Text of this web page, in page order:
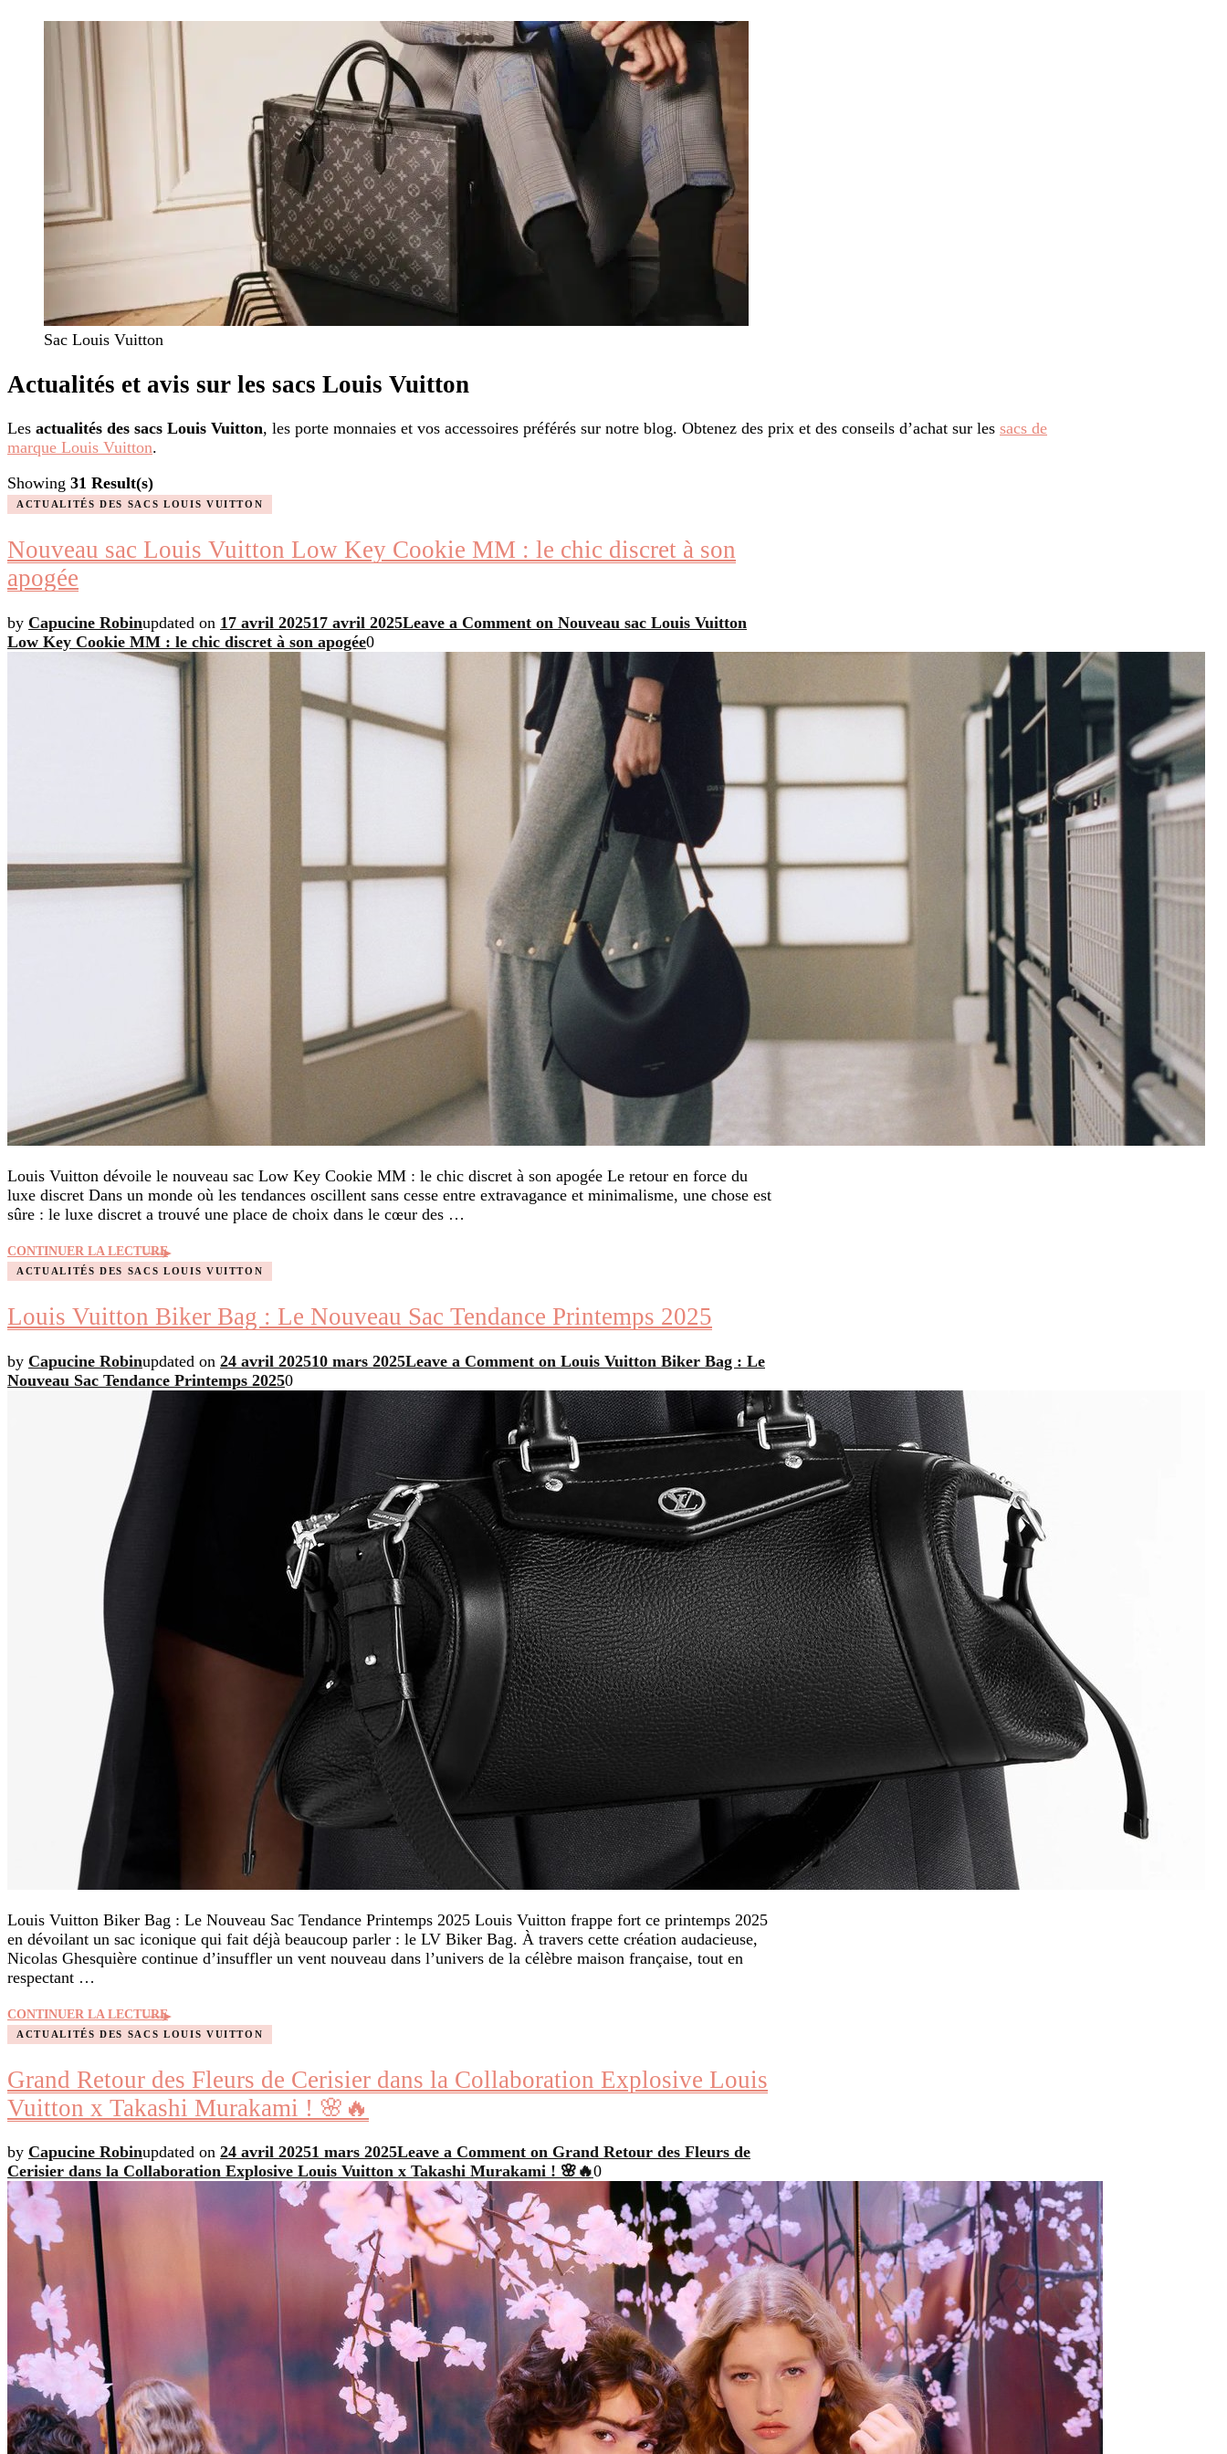
Sac Louis Vuitton
Actualités et avis sur les sacs Louis Vuitton
Les actualités des sacs Louis Vuitton, les porte monnaies et vos accessoires préférés sur notre blog. Obtenez des prix et des conseils d’achat sur les sacs de
marque Louis Vuitton.
Showing 31 Result(s)
ACTUALITÉS DES SACS LOUIS VUITTON
Nouveau sac Louis Vuitton Low Key Cookie MM : le chic discret à son
apogée
by Capucine Robinupdated on 17 avril 202517 avril 2025Leave a Comment on Nouveau sac Louis Vuitton
Low Key Cookie MM : le chic discret à son apogée0
Louis Vuitton dévoile le nouveau sac Low Key Cookie MM : le chic discret à son apogée Le retour en force du
luxe discret Dans un monde où les tendances oscillent sans cesse entre extravagance et minimalisme, une chose est
sûre : le luxe discret a trouvé une place de choix dans le cœur des …
CONTINUER LA LECTURE
ACTUALITÉS DES SACS LOUIS VUITTON
Louis Vuitton Biker Bag : Le Nouveau Sac Tendance Printemps 2025
by Capucine Robinupdated on 24 avril 202510 mars 2025Leave a Comment on Louis Vuitton Biker Bag : Le
Nouveau Sac Tendance Printemps 20250
Louis Vuitton Biker Bag : Le Nouveau Sac Tendance Printemps 2025 Louis Vuitton frappe fort ce printemps 2025
en dévoilant un sac iconique qui fait déjà beaucoup parler : le LV Biker Bag. À travers cette création audacieuse,
Nicolas Ghesquière continue d’insuffler un vent nouveau dans l’univers de la célèbre maison française, tout en
respectant …
CONTINUER LA LECTURE
ACTUALITÉS DES SACS LOUIS VUITTON
Grand Retour des Fleurs de Cerisier dans la Collaboration Explosive Louis
Vuitton x Takashi Murakami ! 🌸🔥
by Capucine Robinupdated on 24 avril 20251 mars 2025Leave a Comment on Grand Retour des Fleurs de
Cerisier dans la Collaboration Explosive Louis Vuitton x Takashi Murakami ! 🌸🔥0